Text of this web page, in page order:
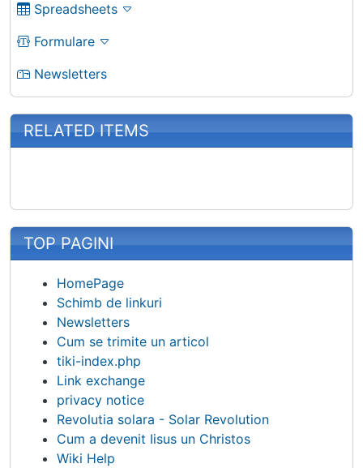
Spreadsheets
Formulare
Newsletters
RELATED ITEMS
TOP PAGINI
HomePage
Schimb de linkuri
Newsletters
Cum se trimite un articol
tiki-index.php
Link exchange
privacy notice
Revolutia solara - Solar Revolution
Cum a devenit Iisus un Christos
Wiki Help